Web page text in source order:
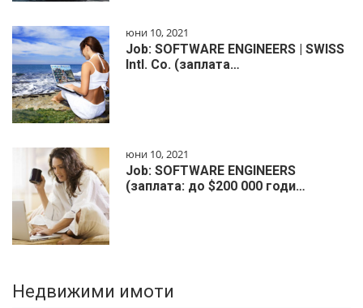
юни 10, 2021
Job: SOFTWARE ENGINEERS | SWISS
Intl. Co. (заплата…
юни 10, 2021
Job: SOFTWARE ENGINEERS
(заплата: до $200 000 годи…
Недвижими имоти